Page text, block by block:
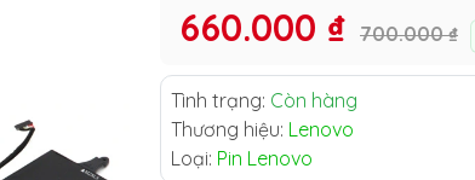
660.000 ₫ 700.000 ₫
Tình trạng: Còn hàng
Thương hiệu: Lenovo
Loại: Pin Lenovo